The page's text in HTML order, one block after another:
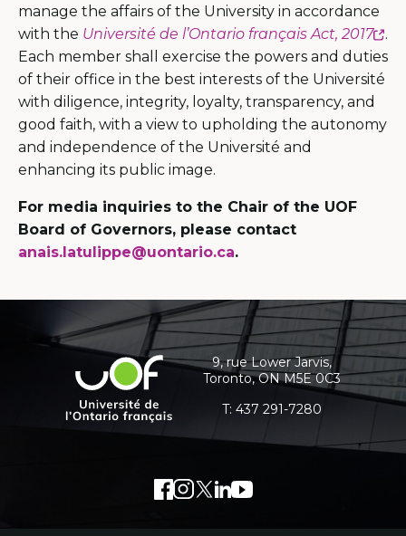
manage the affairs of the University in accordance
with the Université de l’Ontario français Act, 2017
.
Each member shall exercise the powers and duties
of their office in the best interests of the Université
with diligence, integrity, loyalty, transparency, and
good faith, with a view to upholding the autonomy
and independence of the Université and
enhancing its public image.
For media inquiries to the Chair of the UOF
Board of Governors, please contact
anais.latulippe@uontario.ca.
informations
supplémentaires
Université
l'Ontario
9, rue Lower Jarvis,
Toronto, ON M5E 0C3
T: 437 291-7280
Facebook
LienInstagram
LienTwitter
LienLinkedIn
LienYoutube
Lien